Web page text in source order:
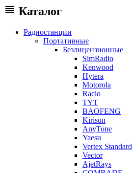
Каталог
Радиостанции
Портативные
Безлицензионные
SimRadio
Kenwood
Hytera
Motorola
Racio
TYT
BAOFENG
Kirisun
AnyTone
Yaesu
Vertex Standard
Vector
AjetRays